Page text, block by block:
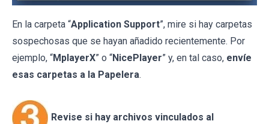
En la carpeta “Application Support”, mire si hay carpetas
sospechosas que se hayan añadido recientemente. Por
ejemplo, “MplayerX” o “NicePlayer” y, en tal caso, envíe
esas carpetas a la Papelera.
Revise si hay archivos vinculados al